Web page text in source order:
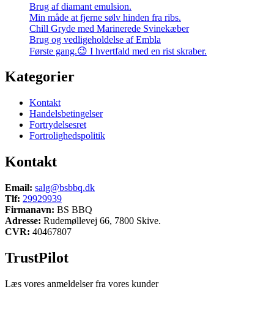
Brug af diamant emulsion.
Min måde at fjerne sølv hinden fra ribs.
Chill Gryde med Marinerede Svinekæber
Brug og vedligeholdelse af Embla
Første gang.😉 I hvertfald med en rist skraber.
Kategorier
Kontakt
Handelsbetingelser
Fortrydelsesret
Fortrolighedspolitik
Kontakt
Email: salg@bsbbq.dk
Tlf: 29929939
Firmanavn: BS BBQ
Adresse: Rudemøllevej 66, 7800 Skive.
CVR: 40467807
TrustPilot
Læs vores anmeldelser fra vores kunder